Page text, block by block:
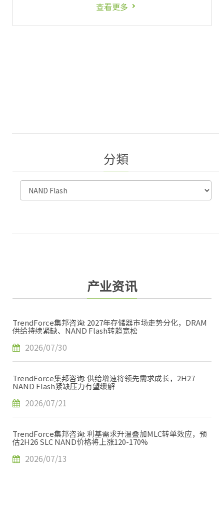
查看更多
分類
产业资讯
TrendForce集邦咨询: 2027年存储器市场走势分化，DRAM
供给持续紧缺、NAND Flash转趋宽松
2026/07/30
TrendForce集邦咨询: 供给增速将领先需求成长，2H27
NAND Flash紧缺压力有望缓解
2026/07/21
TrendForce集邦咨询: 利基需求升温叠加MLC转单效应，预
估2H26 SLC NAND价格将上涨120-170%
2026/07/13